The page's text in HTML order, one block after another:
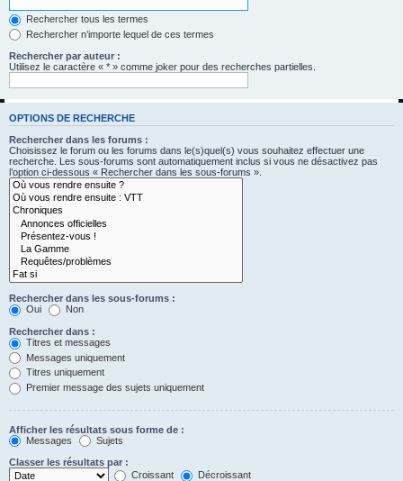
Rechercher tous les termes
Rechercher n’importe lequel de ces termes
Rechercher par auteur :
Utilisez le caractère « * » comme joker pour des recherches partielles.
OPTIONS DE RECHERCHE
Rechercher dans les forums :
Choisissez le forum ou les forums dans le(s)quel(s) vous souhaitez effectuer une
recherche. Les sous-forums sont automatiquement inclus si vous ne désactivez pas
l’option ci-dessous « Rechercher dans les sous-forums ».
Rechercher dans les sous-forums :
Oui
Non
Rechercher dans :
Titres et messages
Messages uniquement
Titres uniquement
Premier message des sujets uniquement
Afficher les résultats sous forme de :
Messages
Sujets
Classer les résultats par :
Croissant
Décroissant